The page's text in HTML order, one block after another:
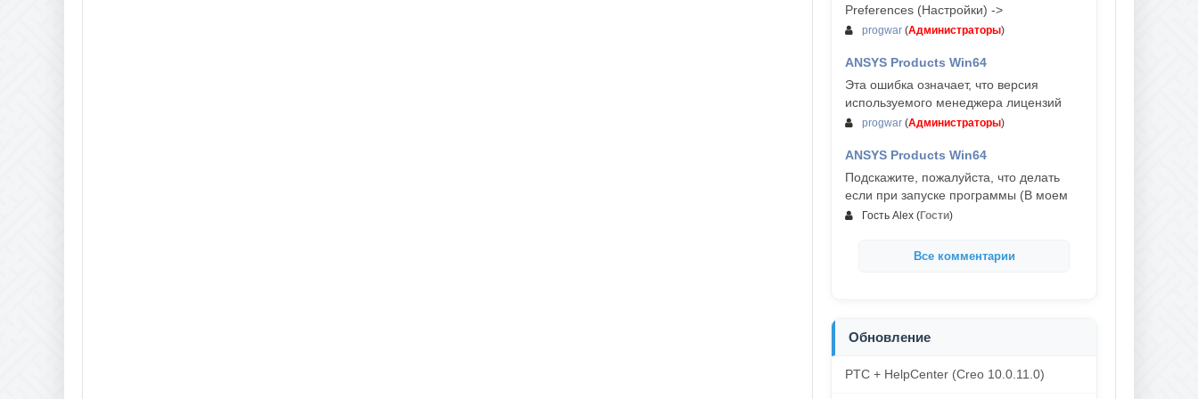
Preferences (Настройки) ->
progwar (Администраторы)
ANSYS Products Win64
Эта ошибка означает, что версия
используемого менеджера лицензий
progwar (Администраторы)
ANSYS Products Win64
Подскажите, пожалуйста, что делать
если при запуске программы (В моем
Гость Alex (Гости)
Все комментарии
Обновление
PTC + HelpCenter (Creo 10.0.11.0)